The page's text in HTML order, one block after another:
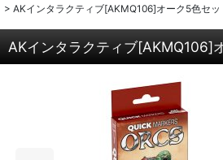
> AKインタラクティブ[AKMQ106]オーク5色セッ
AKインタラクティブ[AKMQ106]